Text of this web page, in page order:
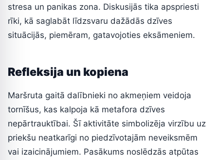
stresa un panikas zona. Diskusijās tika apspriesti
rīki, kā saglabāt līdzsvaru dažādās dzīves
situācijās, piemēram, gatavojoties eksāmeniem.
Refleksija un kopiena
Maršruta gaitā dalībnieki no akmeņiem veidoja
tornīšus, kas kalpoja kā metafora dzīves
nepārtrauktībai. Šī aktivitāte simbolizēja virzību uz
priekšu neatkarīgi no piedzīvotajām neveiksmēm
vai izaicinājumiem. Pasākums noslēdzās atpūtas